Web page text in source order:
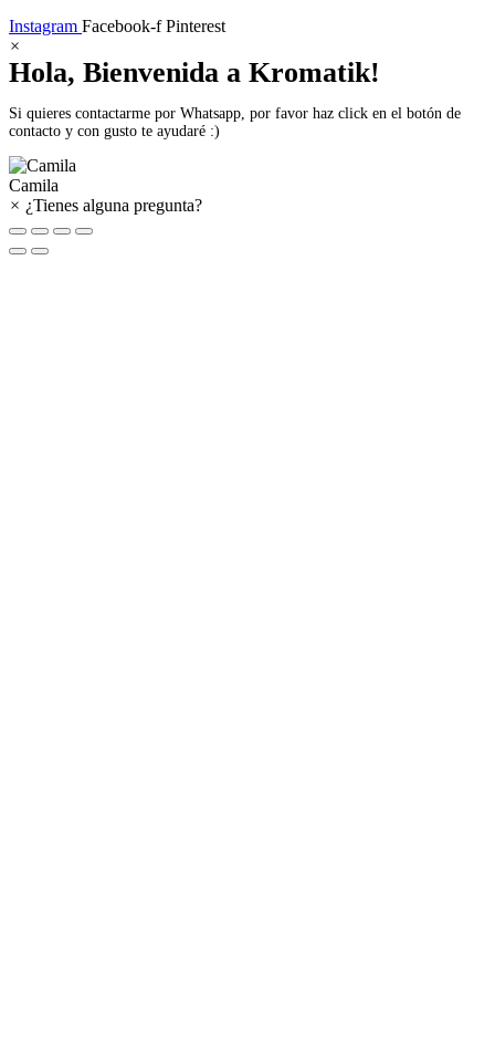
Instagram Facebook-f Pinterest
×
Hola, Bienvenida a Kromatik!
Si quieres contactarme por Whatsapp, por favor haz click en el botón de
contacto y con gusto te ayudaré :)
Camila
× ¿Tienes alguna pregunta?